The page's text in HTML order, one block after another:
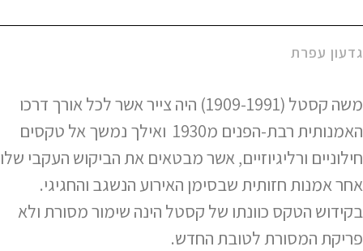
גדעון עפרת
משה קסטל (1909-1991) היה צייר אשר לכל אורך דרכו
האמנותית רבת-הפנים מ1930 ואילך נמשך אל טקסים
חילוניים ורליגיוזיים, אשר מבטאים את הביקוש העקבי שלו
אחר אמנות חזותית שבסימן האירוע הנשגב והחגיגי.
בקידוש הטקס כוונתו של קסטל הינה שימור מסורת ולא
פריקת המסורת לטובת החדש.